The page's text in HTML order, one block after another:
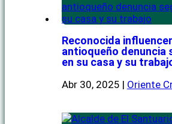
Reconocida
antioqueño denuncia
en su casa y su
Abr 30, 2025 | Oriente